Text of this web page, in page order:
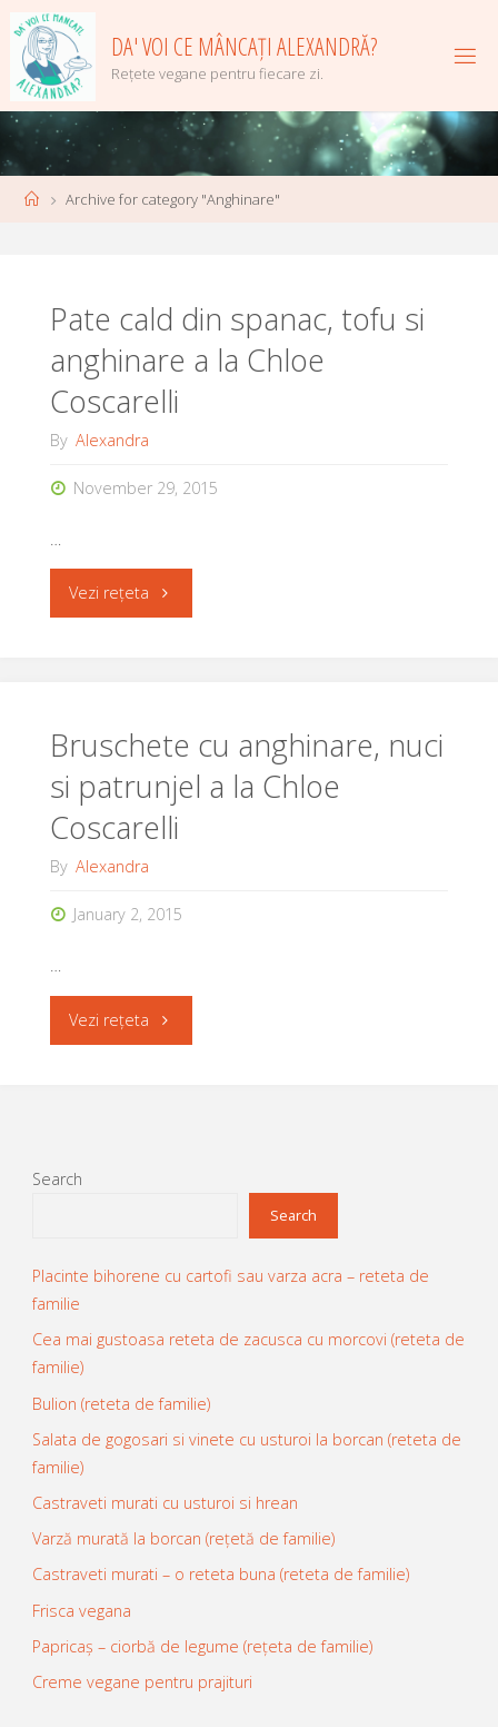
to
content
DA' VOI CE MÂNCAȚI ALEXANDRĂ?
Rețete vegane pentru fiecare zi.
HomeArchive for category "Anghinare"
Pate cald din spanac, tofu si
anghinare a la Chloe
Coscarelli
By Alexandra
November 29, 2015
Vezi rețeta "Pate
spanac,
tofu
si
a
Chloe
Bruschete cu anghinare, nuci
si patrunjel a la Chloe
Coscarelli
By Alexandra
January 2, 2015
…
Vezi rețeta "Bruschete
Chloe
Coscarelli"
Search
Search
Placinte bihorene cu cartofi sau varza acra – reteta de
familie
Cea mai gustoasa reteta de zacusca cu morcovi (reteta de
familie)
Bulion (reteta de familie)
Salata de gogosari si vinete cu usturoi la borcan (reteta de
familie)
Castraveti murati cu usturoi si hrean
Varză murată la borcan (rețetă de familie)
Castraveti murati – o reteta buna (reteta de familie)
Frisca vegana
Papricaș – ciorbă de legume (rețeta de familie)
Creme vegane pentru prajituri